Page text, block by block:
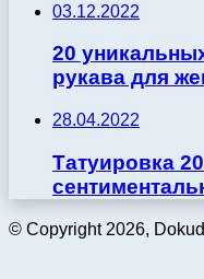
03.12.2022
20
рукава для
28.04.2022
Татуировка
© Copyright 2026,